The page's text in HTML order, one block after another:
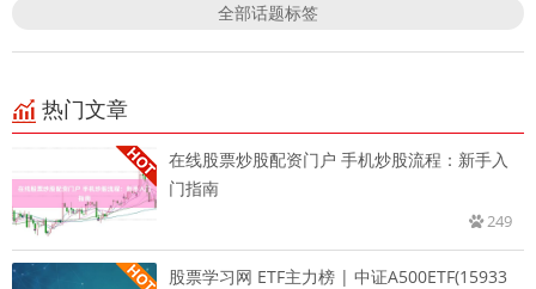
全部话题标签
热门文章
在线股票炒股配资门户 手机炒股流程：新手入
门指南
249
股票学习网 ETF主力榜 | 中证A500ETF(15933